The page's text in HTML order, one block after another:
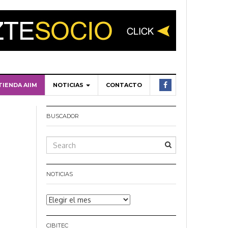
AIIM NOTICIAS CONTACTO
BUSCADOR
NOTICIAS
Noticias
CIBITEC